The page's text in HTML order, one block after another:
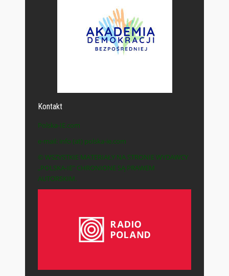
Kontakt
Polska-IE.com
e-mail: info (at) polska-ie.com
© WSZYSTKIE MATERIAŁY NA STRONIE WYDAWCY
„POLSKA-IE” CHRONIONE SĄ PRAWEM
AUTORSKIM.